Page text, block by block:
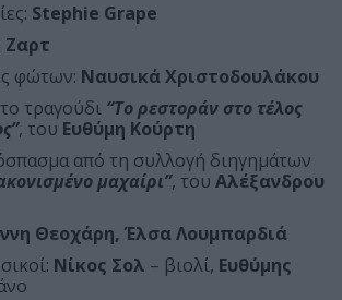
Stephie Grape
Ζαρτ
φώτων: Ναυσικά Χριστοδουλάκου
τραγούδι “Το ρεστοράν στο τέλος
, του Ευθύμη Κούρτη
από τη συλλογή διηγημάτων
μαχαίρι”, του Αλέξανδρου
Θεοχάρη, Έλσα Λουμπαρδιά
Νίκος Σολ – βιολί, Ευθύμης